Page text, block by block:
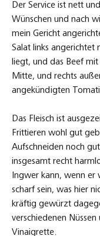
Der Service ist nett
Wünschen und nach
mein Gericht
Salat links angerichtet
liegt, und das Beef
Mitte, und rechts
angekündigten
Das Fleisch ist
Frittieren wohl gut
Aufschneiden noch
insgesamt recht
Ingwer kann, wenn er
scharf sein, was hier
kräftig gewürzt
verschiedenen
Vinaigrette.